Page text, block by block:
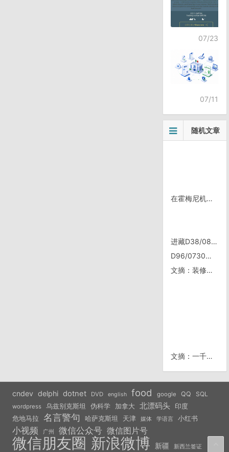
07/23
07/11
随机文章
在霍梅尼机场睡第三次
进藏D38/0826, 那曲——23工区
D96/0730，陆良
文摘：装修风水学
文摘：一千元的教训
cndev delphi dotnet DVD english food google QQ SQL
wordpress 乌兹别克斯坦 伪科学 加拿大 北漂码头 印度
危地马拉 名言警句 哈萨克斯坦 天津 媒体 学语言 小红书
小视频 广州 微信公众号 微信图片号
微信朋友圈 新浪微博 新疆 新西兰签证